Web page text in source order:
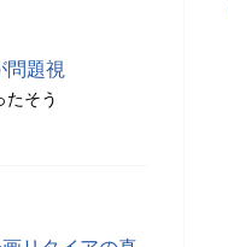
問題視
たそう